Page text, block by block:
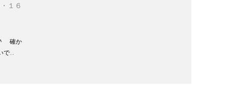
１６
確か
で…